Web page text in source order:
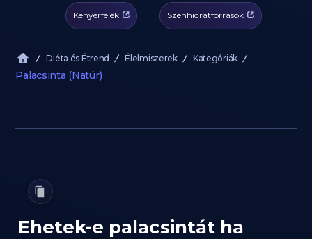
Kenyérfélék Szénhidrátforrások
Diéta és Étrend Élelmiszerek Kategóriák
Palacsinta (Natúr)
Ehetek-e palacsintát ha